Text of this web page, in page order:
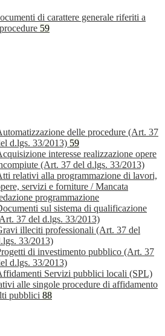
di carattere generale riferiti a
59
delle procedure (Art. 37
d.lgs. 33/2013) 59
interesse realizzazione opere
(Art. 37 del d.lgs. 33/2013)
relativi alla programmazione di lavori,
servizi e forniture / Mancata
programmazione
sul sistema di qualificazione
37 del d.lgs. 33/2013)
illeciti professionali (Art. 37 del
33/2013)
di investimento pubblico (Art. 37
d.lgs. 33/2013)
Servizi pubblici locali (SPL)
alle singole procedure di affidamento
pubblici 88